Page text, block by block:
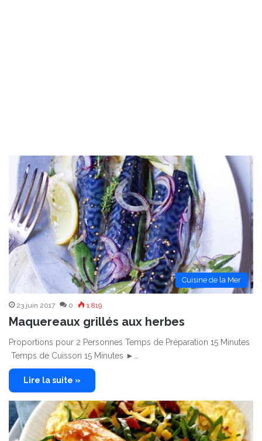
Cuisine de la Mer
23 juin 2017 0 1 819
Maquereaux grillés aux herbes
Proportions pour 2 Personnes Temps de Préparation 15 Minutes
Temps de Cuisson 15 Minutes ►…
Lire la suite »